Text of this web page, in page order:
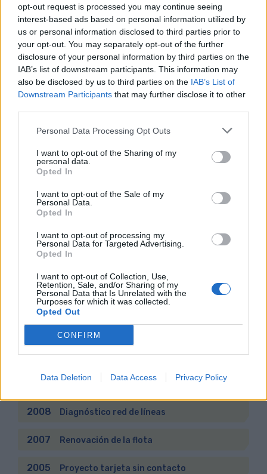
opt-out request is processed you may continue seeing
interest-based ads based on personal information utilized by
us or personal information disclosed to third parties prior to
your opt-out. You may separately opt-out of the further
disclosure of your personal information by third parties on the
IAB’s list of downstream participants. This information may
also be disclosed by us to third parties on the IAB’s List of
Downstream Participants that may further disclose it to other
Personal Data Processing Opt Outs
I want to opt-out of the Sharing of my
personal data.
Opted In
I want to opt-out of the Sale of my
Personal Data.
Opted In
I want to opt-out of processing my
Personal Data for Targeted Advertising.
Opted In
I want to opt-out of Collection, Use,
Retention, Sale, and/or Sharing of my
Personal Data that Is Unrelated with the
Purposes for which it was collected.
Opted Out
CONFIRM
Data Deletion Data Access Privacy Policy
consolidado como un notable agente dinamizador de
empleo en la ciudad. Tras el último proceso de selección
de conductores, al que concurrieron más de 1.100
candidatos, cuenta con una bolsa de trabajo formada
por 173 aspirantes.
La compañía de transporte, por tanto, se revela como
una organización que se instala en la senda del
crecimiento, con un seguimiento continuo de la
evolución de la demanda, una mirada amplia a la
generando en la ciudad, con el fin último de prestar un
mejor servicio al cliente.
2018 Los bonos integrados
2017 Una tendencia al alza
2016 Proyecto MetroGuagua
2015 Sin contacto para todos los títulos
2014 Accesibilidad, elemento clave
2013 Nueva red de líneas
2011 Elaboración del PMUS
2008 Diagnóstico red de líneas
2007 Renovación de la flota
2005 Proyecto tarjeta sin contacto